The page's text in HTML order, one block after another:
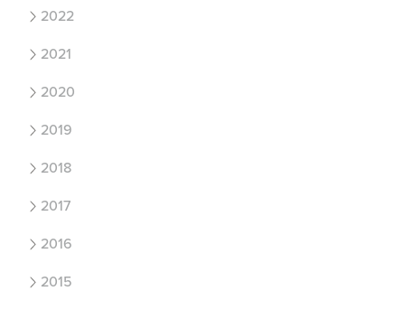
2022
2021
2020
2019
2018
2017
2016
2015